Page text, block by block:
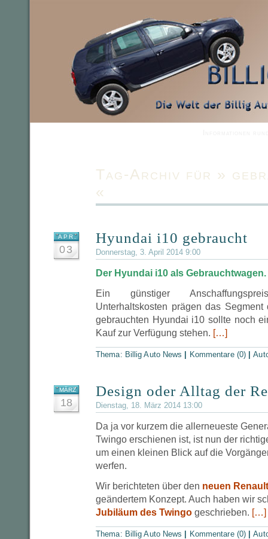
Tag-Archiv für »
«
APR.
03
Hyundai i10 gebraucht
Donnerstag, 3. April 2014 9:00
Der Hyundai i10 als Gebrauchtwagen.
Ein günstiger
Unterhaltskosten prägen das
gebrauchten Hyundai i10 sollte noch
Kauf zur Verfügung stehen. […]
Thema: Billig Auto News Kommentare (0) |
MÄRZ
18
Design oder Alltag der
Dienstag, 18. März 2014 13:00
Da ja vor kurzem die allerneueste
Twingo erschienen ist, ist nun der
um einen kleinen Blick auf die
werfen.
Wir berichteten über den neuen
geändertem Konzept. Auch haben wir
Jubiläum des Twingo geschrieben. […]
Thema: Billig Auto News Kommentare (0) |